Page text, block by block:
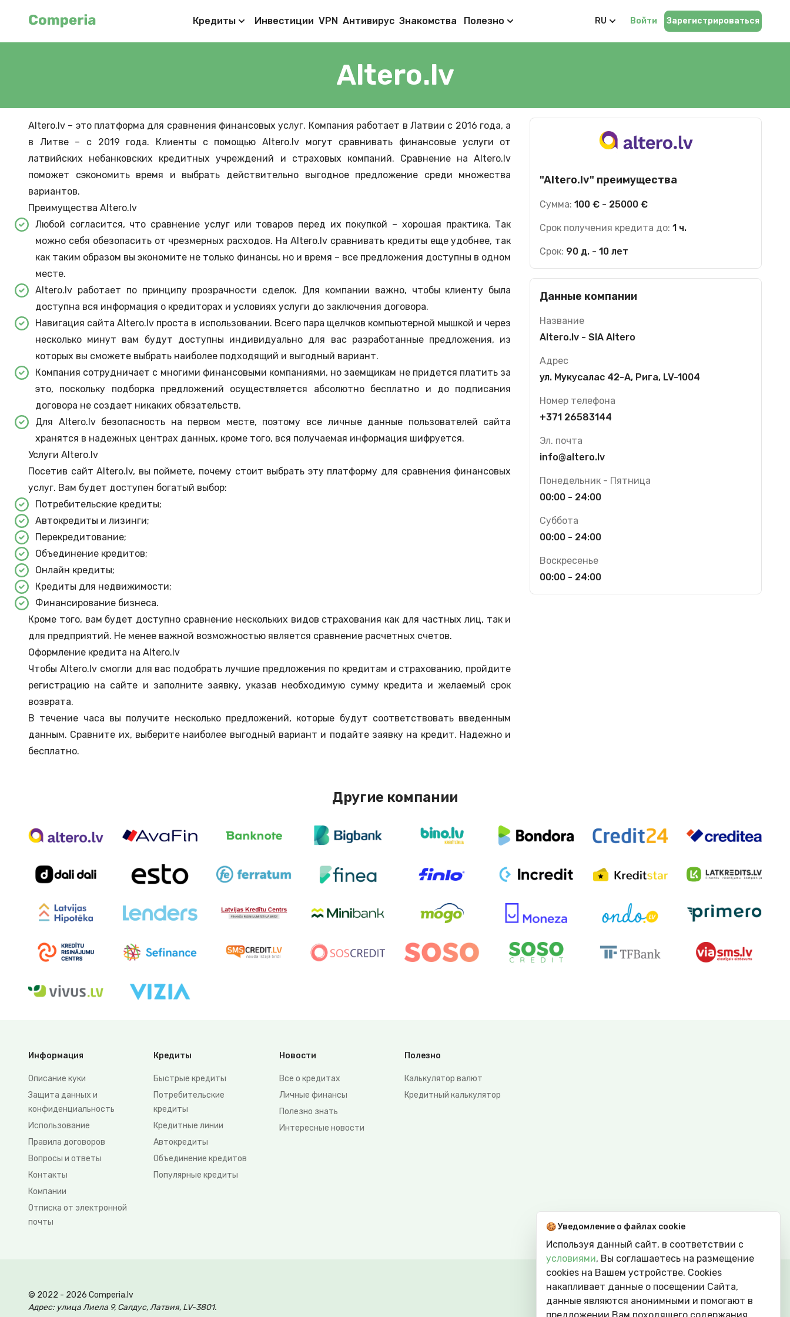
Кредиты Инвестиции VPN Антивирус Знакомства Полезно RU Войти Зарегистрироваться
Altero.lv
"Altero.lv" преимущества
Сумма:100 € - 25000 €
Срок получения кредита до:1 ч.
Срок: 90 д. - 10 лет
Данные компании
Название
Altero.lv - SIA Altero
Адрес
ул. Мукусалас 42-А, Рига, LV-1004
Номер телефона
+371 26583144
Эл. почта
info@altero.lv
Понедельник - Пятница
00:00 - 24:00
Суббота
00:00 - 24:00
Воскресенье
00:00 - 24:00
Altero.lv – это платформа для сравнения финансовых услуг. Компания работает в Латвии с 2016 года, а
в Литве – с 2019 года. Клиенты с помощью Altero.lv могут сравнивать финансовые услуги от
латвийских небанковских кредитных учреждений и страховых компаний. Сравнение на Altero.lv
поможет сэкономить время и выбрать действительно выгодное предложение среди множества
вариантов.
Преимущества Altero.lv
Любой согласится, что сравнение услуг или товаров перед их покупкой – хорошая практика. Так
можно себя обезопасить от чрезмерных расходов. На Altero.lv сравнивать кредиты еще удобнее, так
как таким образом вы экономите не только финансы, но и время – все предложения доступны в одном
месте.
Altero.lv работает по принципу прозрачности сделок. Для компании важно, чтобы клиенту была
доступна вся информация о кредиторах и условиях услуги до заключения договора.
Навигация сайта Altero.lv проста в использовании. Всего пара щелчков компьютерной мышкой и через
несколько минут вам будут доступны индивидуально для вас разработанные предложения, из
которых вы сможете выбрать наиболее подходящий и выгодный вариант.
Компания сотрудничает с многими финансовыми компаниями, но заемщикам не придется платить за
это, поскольку подборка предложений осуществляется абсолютно бесплатно и до подписания
договора не создает никаких обязательств.
Для Altero.lv безопасность на первом месте, поэтому все личные данные пользователей сайта
хранятся в надежных центрах данных, кроме того, вся получаемая информация шифруется.
Услуги Altero.lv
Посетив сайт Altero.lv, вы поймете, почему стоит выбрать эту платформу для сравнения финансовых
услуг. Вам будет доступен богатый выбор:
Потребительские кредиты;
Автокредиты и лизинги;
Перекредитование;
Объединение кредитов;
Онлайн кредиты;
Кредиты для недвижимости;
Финансирование бизнеса.
Кроме того, вам будет доступно сравнение нескольких видов страхования как для частных лиц, так и
для предприятий. Не менее важной возможностью является сравнение расчетных счетов.
Оформление кредита на Altero.lv
Чтобы Altero.lv смогли для вас подобрать лучшие предложения по кредитам и страхованию, пройдите
регистрацию на сайте и заполните заявку, указав необходимую сумму кредита и желаемый срок
возврата.
В течение часа вы получите несколько предложений, которые будут соответствовать введенным
данным. Сравните их, выберите наиболее выгодный вариант и подайте заявку на кредит. Надежно и
бесплатно.
Другие компании
Информация
Описание куки
Защита данных и
конфиденциальность
Использование
Правила договоров
Вопросы и ответы
Контакты
Компании
Отписка от электронной
почты
Кредиты
Быстрые кредиты
Потребительские
кредиты
Кредитные линии
Автокредиты
Объединение кредитов
Популярные кредиты
Новости
Все о кредитах
Личные финансы
Полезно знать
Интересные новости
Полезно
Калькулятор валют
Кредитный калькулятор
© 2022 - 2026 Comperia.lv
Адрес: улица Лиела 9, Салдус, Латвия, LV-3801.
🍪 Уведомление о файлах cookie
Используя данный сайт, в соответствии с
условиями, Вы соглашаетесь на размещение
cookies на Вашем устройстве. Сookies
накапливает данные о посещении Сайта,
данные являются анонимными и помогают в